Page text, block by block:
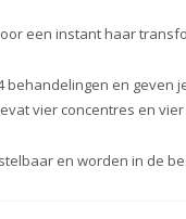
een instant haar
behandelingen en geven
vier concentres en
en worden in de